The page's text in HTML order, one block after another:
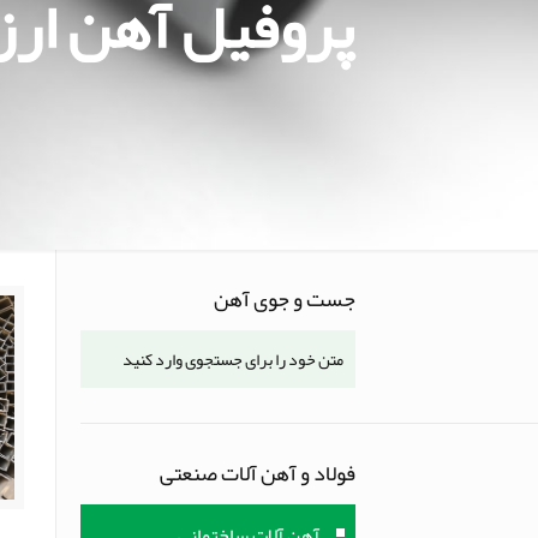
پروفیل آهن
جست و جوی آهن
فولاد و آهن آلات صنعتی